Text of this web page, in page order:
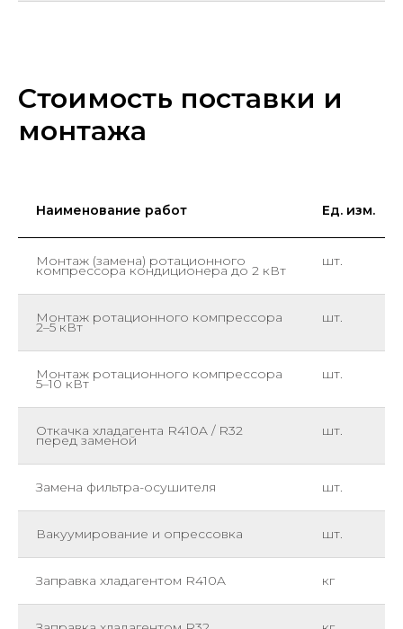
Стоимость поставки и
монтажа
Наименование работ Ед. изм.
Монтаж (замена) ротационного
компрессора кондиционера до 2 кВт
шт.
Монтаж ротационного компрессора
2–5 кВт
шт.
Монтаж ротационного компрессора
5–10 кВт
шт.
Откачка хладагента R410A / R32
перед заменой
шт.
Замена фильтра-осушителя шт.
Вакуумирование и опрессовка шт.
Заправка хладагентом R410A кг